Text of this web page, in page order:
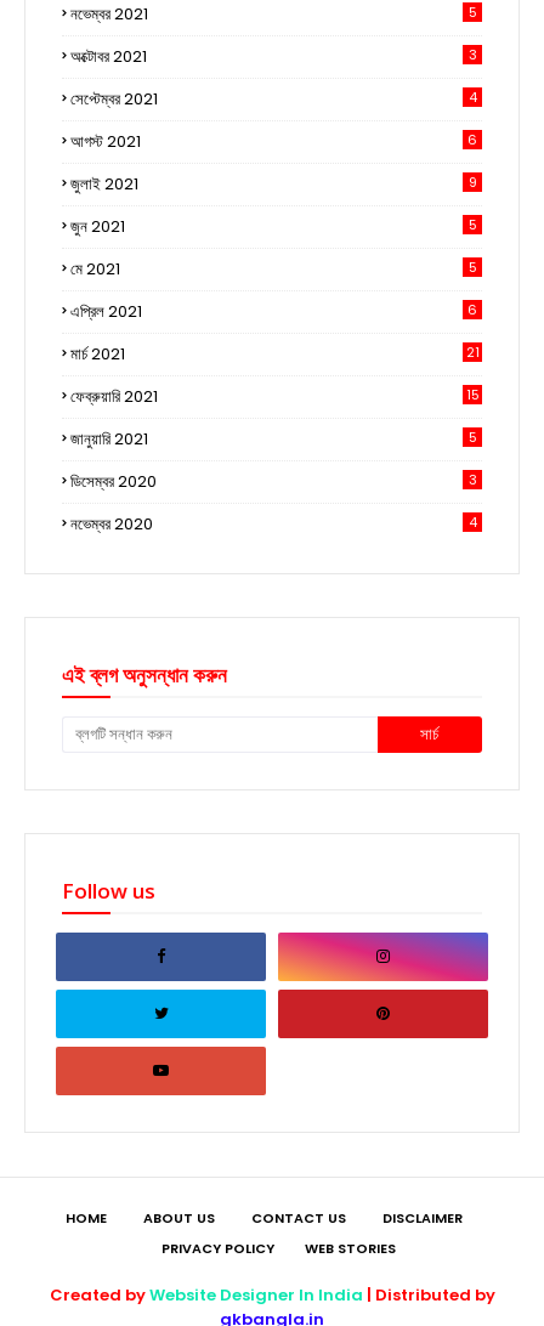
নভেম্বর 2021 5
অক্টোবর 2021 3
সেপ্টেম্বর 2021 4
আগস্ট 2021 6
জুলাই 2021 9
জুন 2021 5
মে 2021 5
এপ্রিল 2021 6
মার্চ 2021 21
ফেব্রুয়ারি 2021 15
জানুয়ারি 2021 5
ডিসেম্বর 2020 3
নভেম্বর 2020 4
এই ব্লগ অনুসন্ধান করুন
Follow us
HOME ABOUT US CONTACT US
DISCLAIMER
PRIVACY POLICY
WEB STORIES
Created byWebsite Designer In India | Distributed by
gkbangla.in